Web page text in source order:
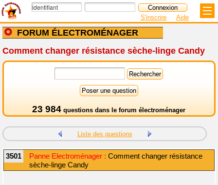
FORUM ÉLECTROMÉNAGER
S'inscrire Aide
Comment changer résistance sèche-linge Candy
23 984 questions dans le forum électroménager
Liste des questions
3501 Panne Electroménager : Comment changer résistance
sèche-linge Candy